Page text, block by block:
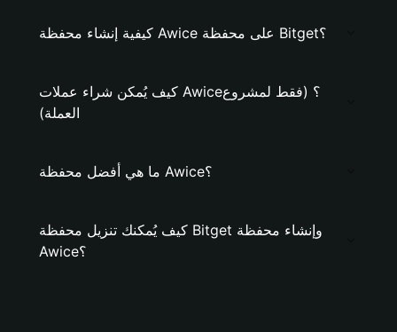
كيفية إنشاء محفظة Awice على محفظة Bitget؟
كيف يُمكن شراء عملات Awice؟ (فقط لمشروع
العملة)
ما هي أفضل محفظة Awice؟
كيف يُمكنك تنزيل محفظة Bitget وإنشاء محفظة
Awice؟